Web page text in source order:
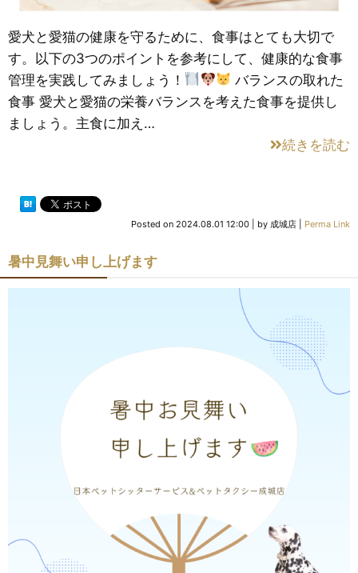
愛犬と愛猫の健康を守るために、食事はとても大切で
す。以下の3つのポイントを参考にして、健康的な食事
管理を実践してみましょう！
バランスの取れた
食事 愛犬と愛猫の栄養バランスを考えた食事を提供し
ましょう。主食に加え…
続きを読む
Posted on 2024.08.01 12:00 by 成城店 Perma Link
暑中見舞い申し上げます